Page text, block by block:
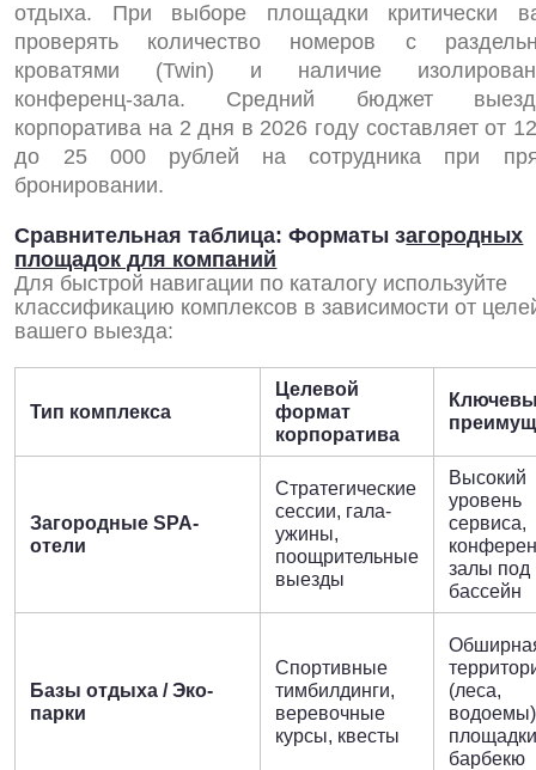
отдыха. При выборе площадки критически
проверять количество номеров с
кроватями (Twin) и наличие
конференц-зала. Средний бюджет
корпоратива на 2 дня в 2026 году составляет от
до 25 000 рублей на сотрудника при
бронировании.
Сравнительная таблица: Форматы загородных
площадок для компаний
Для быстрой навигации по каталогу используйте
классификацию комплексов в зависимости от
вашего выезда:
Тип комплекса
Целевой
формат
корпоратива
Загородные SPA-
отели
Стратегические
сессии, гала-
ужины,
поощрительные
выезды
Высокий
уровень
сервиса,
залы под
бассейн
Базы отдыха / Эко-
парки
Спортивные
тимбилдинги,
веревочные
курсы, квесты
(леса,
барбекю